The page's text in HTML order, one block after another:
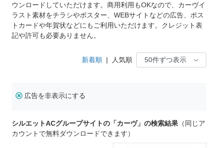
ウンロードしていただけます。商用利用もOKなので、カーヴイ
ラスト素材をチラシやポスター、WEBサイトなどの広告、ポス
トカードや年賀状などにもご利用いただけます。クレジット表
記や許可も必要ありません。
新着順 | 人気順
広告を非表示にする
シルエットACグループサイトの「カーヴ」の検索結果 （同じア
カウントで無料ダウンロードできます）